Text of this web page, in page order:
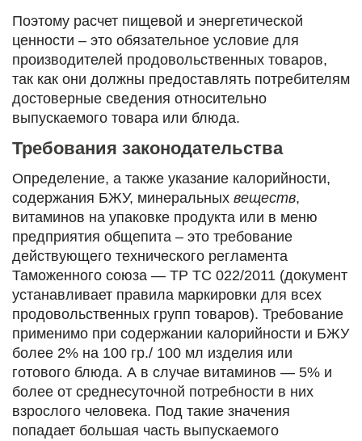
Поэтому расчет пищевой и энергетической
ценности – это обязательное условие для
производителей продовольственных товаров,
так как они должны предоставлять потребителям
достоверные сведения относительно
выпускаемого товара или блюда.
Требования законодательства
Определение, а также указание калорийности,
содержания БЖУ, минеральных веществ,
витаминов на упаковке продукта или в меню
предприятия общепита – это требование
действующего технического регламента
Таможенного союза — ТР ТС 022/2011 (документ
устанавливает правила маркировки для всех
продовольственных групп товаров). Требование
применимо при содержании калорийности и БЖУ
более 2% на 100 гр./ 100 мл изделия или
готового блюда. А в случае витаминов — 5% и
более от среднесуточной потребности в них
взрослого человека. Под такие значения
попадает большая часть выпускаемого